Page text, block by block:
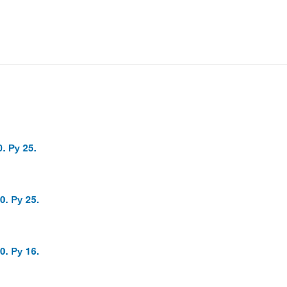
Ру 25.
Ру 25.
Ру 16.